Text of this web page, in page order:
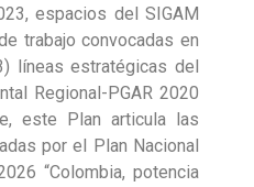
espacios del SIGAM
trabajo convocadas en
líneas estratégicas del
Regional-PGAR 2020
este Plan articula las
por el Plan Nacional
“Colombia, potencia